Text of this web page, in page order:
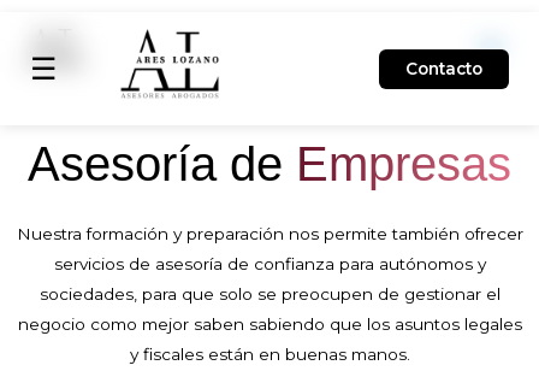
contenido
☰ Contacto
Asesoría de Empresas
Nuestra formación y preparación nos permite también ofrecer
servicios de asesoría de confianza para autónomos y
sociedades, para que solo se preocupen de gestionar el
negocio como mejor saben sabiendo que los asuntos legales
y fiscales están en buenas manos.